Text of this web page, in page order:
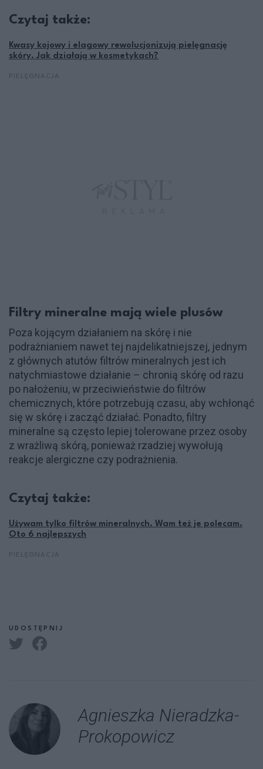
Czytaj także:
Kwasy kojowy i elagowy rewolucjonizują pielęgnację
skóry. Jak działają w kosmetykach?
Filtry mineralne mają wiele plusów
Poza kojącym działaniem na skórę i nie
podrażnianiem nawet tej najdelikatniejszej, jednym
z głównych atutów filtrów mineralnych jest ich
natychmiastowe działanie – chronią skórę od razu
po nałożeniu, w przeciwieństwie do filtrów
chemicznych, które potrzebują czasu, aby wchłonąć
się w skórę i zacząć działać. Ponadto, filtry
mineralne są często lepiej tolerowane przez osoby
z wrażliwą skórą, ponieważ rzadziej wywołują
reakcje alergiczne czy podrażnienia.
Czytaj także:
Używam tylko filtrów mineralnych. Wam też je polecam.
Oto 6 najlepszych
UDOSTĘPNIJ
Agnieszka Nieradzka-
Prokopowicz